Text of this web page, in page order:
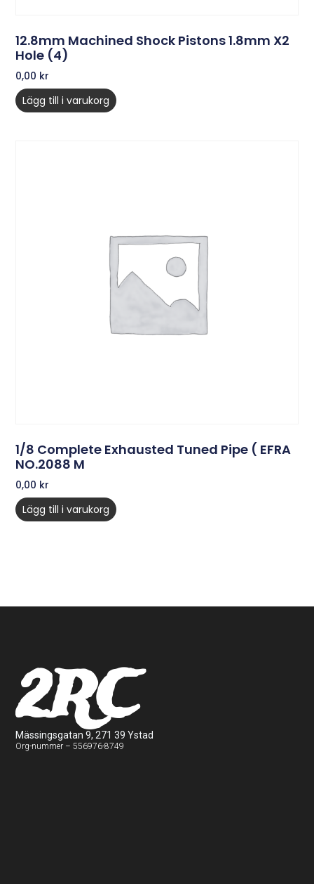
12.8mm Machined Shock Pistons 1.8mm X2
Hole (4)
0,00 kr
Lägg till i varukorg
1/8 Complete Exhausted Tuned Pipe ( EFRA
NO.2088 M
0,00 kr
Lägg till i varukorg
2RC
Mässingsgatan 9, 271 39 Ystad
Org-nummer – 556976-8749